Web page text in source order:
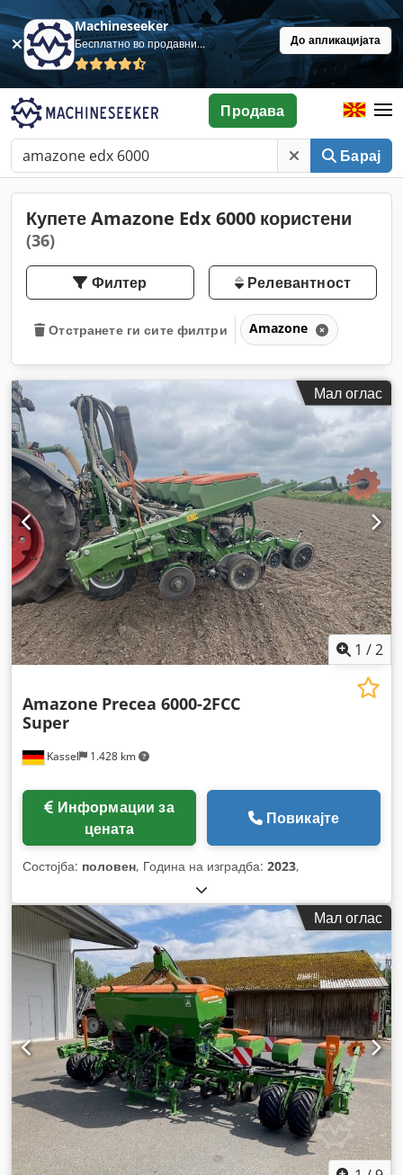
Machineseeker
Бесплатно во продавница До апликацијата
Барај
Продава
Купете Amazone Edx 6000 користени
(36)
Филтер Релевантност
Отстранете ги сите филтри Amazone
Мал оглас
1 /2
Kassel 1.428 km
Amazone Precea 6000-2FCC
Super
цената
Повикајте
Состојба: половен, Година на изградба: 2023,
Мал оглас